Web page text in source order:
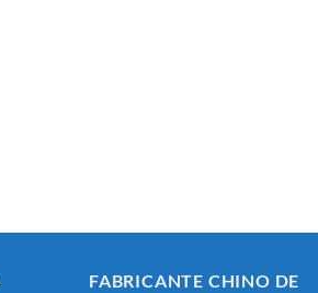
FABRICANTE CHINO DE